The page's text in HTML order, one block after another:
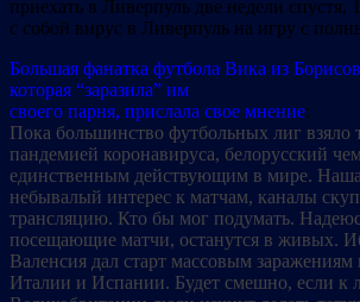
приехать в Ливерпуль две недели спустя,
с собой вирус в Ливерпуль на игру с
Большая фанатка футбола Вика из
которая “заразила” им
своего парня, прислала свое мнение:
Пока большинство футбольных лиг взяло
пандемией коронавируса, белорусский
единственным действующим в мире.
небывалый интерес к матчам, каналы
трансляцию. Кто бы мог подумать.
посещающие матчи, останутся в живых.
Валенсия дал старт массовым заражениям
Италии и Испании. Будет смешно, если к